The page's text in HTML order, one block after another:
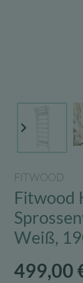
FITWOOD
Fitwood
Weiß,
499,00